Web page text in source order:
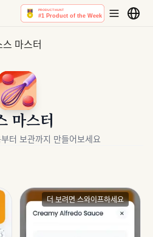
스 마스터
마스터
터 보관까지 만들어보세요
더 보려면 스와이프하세요